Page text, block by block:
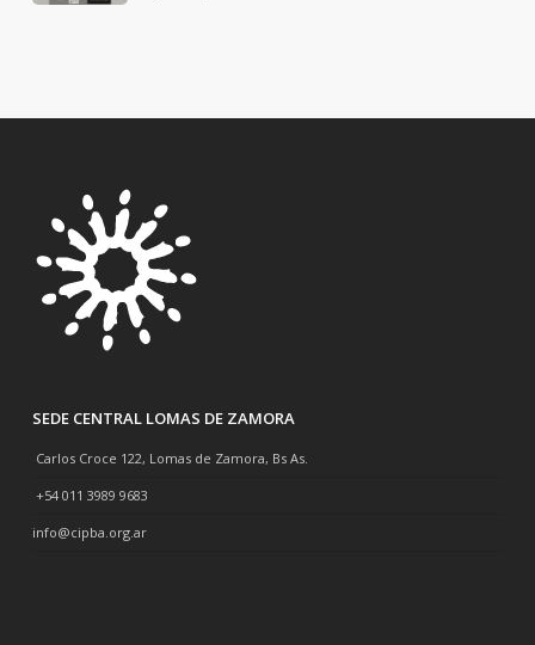
SEDE CENTRAL LOMAS DE ZAMORA
Carlos Croce 122, Lomas de Zamora, Bs As.
+54 011 3989 9683
info@cipba.org.ar